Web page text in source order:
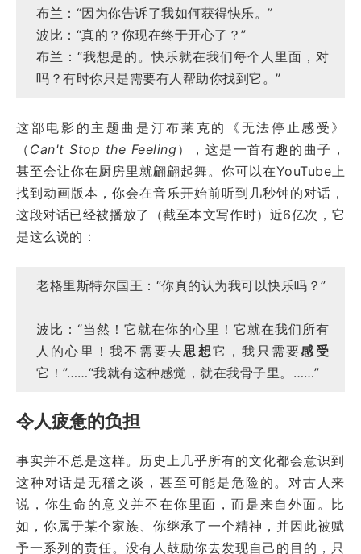
布兰：“因为你告诉了我如何获得快乐。”
波比：“真的？你现在终于开心了？”
布兰：“我想是的。快乐就在我们每个人里面，对
吗？有时你只是需要有人帮助你找到它。”
这部电影的主题曲是汀布莱克的《无法停止感受》
（ Can't Stop the Feeling），这是一首有趣的曲子，
甚至会让你在厨房里就翩翩起舞。你可以在YouTube上
找到动画版本，你会在音乐开始前听到几秒钟的对话，
这段对话已经被播放了（截至本文写作时）近6亿次，它
是这么说的：
老格里斯特尔国王：“你真的认为我可以快乐吗？”
波比：“当然！它就在你的心里！它就在我们所有
人的心里！我不需要去思想它，我只需要感受
它！”……“我就有这种感觉，就在我骨子里。……”
令人疲惫的负担
事实并不总是这样。历史上几乎所有的文化都会意识到
这种对话是无稽之谈，甚至可能是危险的。对古人来
说，你生命的意义并不在你里面，而是来自外面。比
如，你属于某个家族、你继承了一个精神，并因此被赋
予一系列的责任。没有人鼓励你去发现自己的目的，只